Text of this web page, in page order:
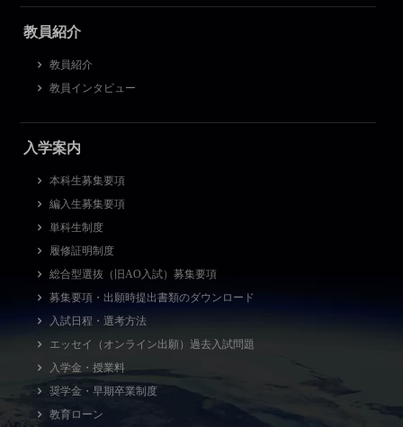
教員紹介
教員紹介
教員インタビュー
入学案内
本科生募集要項
編入生募集要項
単科生制度
履修証明制度
総合型選抜（旧AO入試）募集要項
募集要項・出願時提出書類のダウンロード
入試日程・選考方法
エッセイ（オンライン出願）過去入試問題
入学金・授業料
奨学金・早期卒業制度
教育ローン